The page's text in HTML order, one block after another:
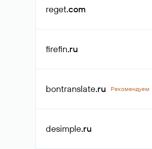
reget.com
firefin.ru
bontranslate.ru Рекомендуем
desimple.ru